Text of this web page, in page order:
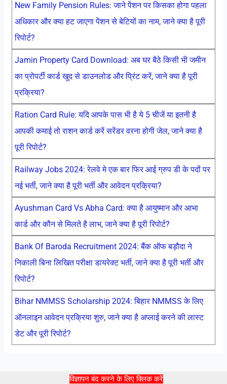
विज्ञापन बंद करने के लिए क्लिक करें
New Family Pension Rules: जाने पेंशन पर किसका होगा पहला
अधिकार और क्या हट जाएगा पेंशन से बेटियों का नाम, जाने क्या है पूरी
रिपोर्ट?
Jamin Property Card Download: अब घर बैठे किसी भी जमीन
का प्रोपर्टी कार्ड खुद से डाउनलोड और प्रिंट करें, जाने क्या है पूरी
प्रक्रिया?
Ration Card Rule: यदि आपके पास भी है ये 5 चीजें या इतनी है
आपकी कमाई तो राशन कार्ड करें सरेंडर वरना होगी जेल, जाने क्या है
पूरी रिपोर्ट?
Railway Jobs 2024: रेलवे मे एक बार फिर आई ग्रुप डी के पदों पर
नई भर्ती, जाने क्या है पूरी भर्ती और आवेदन प्रक्रिया?
Ayushman Card Vs Abha Card: क्या है आयुष्मान और आभा
कार्ड और कौन से मिलते है लाभ, जाने क्या है पूरी रिपोर्ट?
Bank Of Baroda Recruitment 2024: बैंक ऑफ बड़ौदा ने
निकाली बिना लिखित परीक्षा डायरेक्ट भर्ती, जाने क्या है पूरी भर्ती और
रिपोर्ट?
Bihar NMMSS Scholarship 2024: बिहार NMMSS के लिए
ऑनलाइन आवेदन प्रक्रिया शुरु, जाने क्या है अप्लाई करने की लास्ट
डेट और पूरी रिपोर्ट?